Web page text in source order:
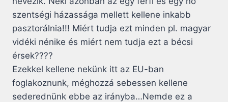
szentségi házassága mellett kellene inkabb
pasztorálnia!!! Miért tudja ezt minden pl. magyar
vidéki nénike és miért nem tudja ezt a bécsi
érsek????
Ezekkel kellene nekünk itt az EU-ban
foglakoznunk, méghozzá sebessen kellene
sederednünk ebbe az irányba…Nemde ez a